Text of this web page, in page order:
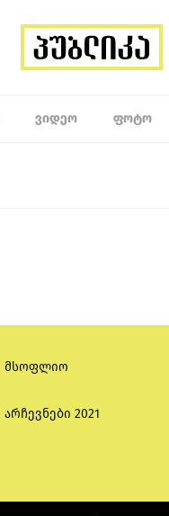
ᲕᲘᲓᲔᲝ ᲤᲝᲢᲝ
მსოფლიო
არჩევნები 2021